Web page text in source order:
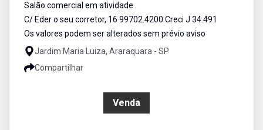
Salão comercial em atividade .
C/ Eder o seu corretor, 16 99702.4200 Creci J 34.491
Os valores podem ser alterados sem prévio aviso
Jardim Maria Luiza, Araraquara - SP
Compartilhar
Venda